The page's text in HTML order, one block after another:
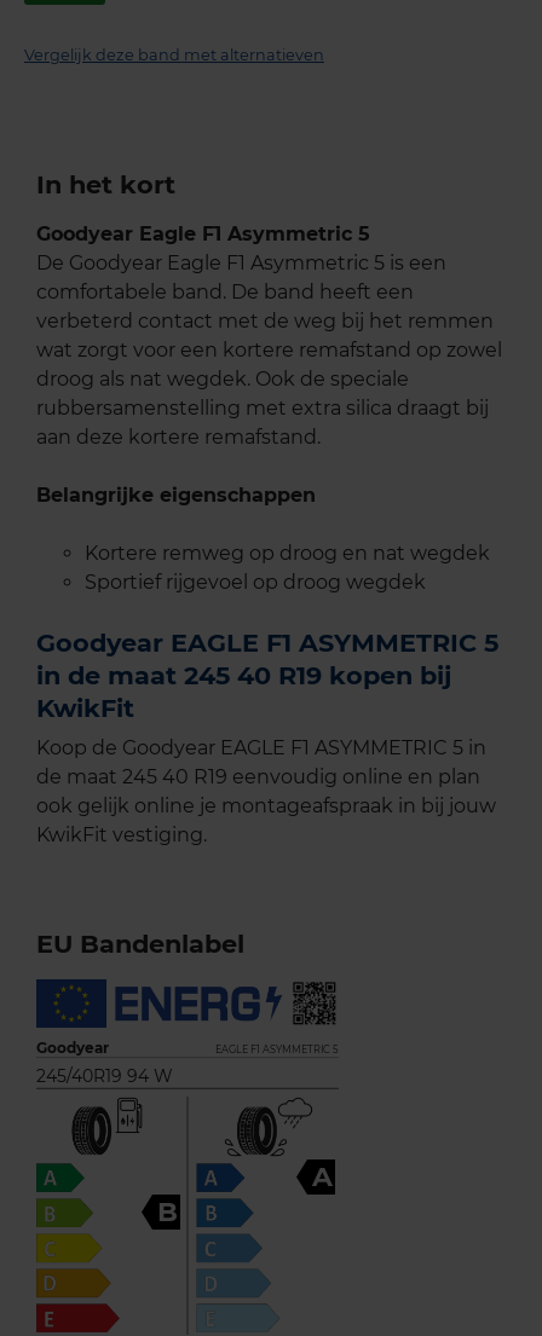
Vergelijk deze band met alternatieven
In het kort
Goodyear Eagle F1 Asymmetric 5
De Goodyear Eagle F1 Asymmetric 5 is een
comfortabele band. De band heeft een
verbeterd contact met de weg bij het remmen
wat zorgt voor een kortere remafstand op zowel
droog als nat wegdek. Ook de speciale
rubbersamenstelling met extra silica draagt bij
aan deze kortere remafstand.
Belangrijke eigenschappen
Kortere remweg op droog en nat wegdek
Sportief rijgevoel op droog wegdek
Goodyear EAGLE F1 ASYMMETRIC 5
in de maat 245 40 R19 kopen bij
KwikFit
Koop de Goodyear EAGLE F1 ASYMMETRIC 5 in
de maat 245 40 R19 eenvoudig online en plan
ook gelijk online je montageafspraak in bij jouw
KwikFit vestiging.
EU Bandenlabel
Goodyear EAGLE F1 ASYMMETRIC 5
245/40R19 94 W
B
A